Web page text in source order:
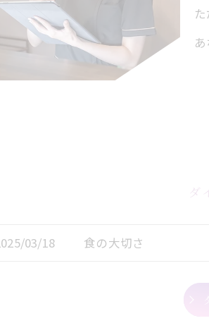
ダ
03/18 食の大切さ